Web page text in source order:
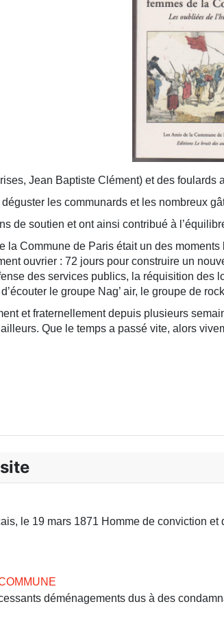
Jean Baptiste Clément) et des foulards
les communards et les nombreux
de soutien et ont ainsi contribué à
Commune de Paris était un des
ouvrier : 72 jours pour construire un
des services publics, la réquisition
le groupe Nag’ air, le groupe de
et fraternellement depuis plusieurs
Que le temps a passé vite, alors
Commune du XXe arrondissement
le 19 mars 1871 Homme de conviction et
déménagements dus à des